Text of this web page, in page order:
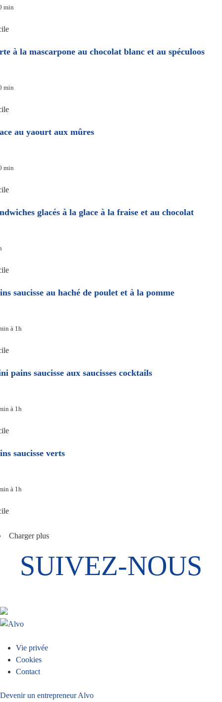
min
à la mascarpone au chocolat blanc et au spéculoos
min
au yaourt aux mûres
min
glacés à la glace à la fraise et au chocolat
saucisse au haché de poulet et à la pomme
à 1h
pains saucisse aux saucisses cocktails
à 1h
saucisse verts
à 1h
Charger plus
SUIVEZ-NOUS
Menu
Pied
Vie privée
Cookies
Contact
Devenir un entrepreneur Alvo